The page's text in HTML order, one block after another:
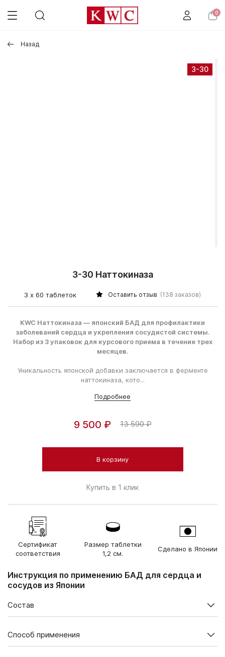
0
Назад
3-30
3-30 Наттокиназа
3 х 60 таблеток Оставить отзыв (138 заказов)
KWC Наттокиназа — японский БАД для профилактики
заболеваний сердца и укрепления сосудистой системы.
Набор из 3 упаковок для курсового приема в течение трех
месяцев.
Уникальность японской добавки заключается в ферменте
наттокиназа, кото...
Подробнее
9 500 ₽ 13 590 ₽
В корзину
Купить в 1 клик
Сертификат
соответствия
Размер таблетки
1,2 см.
Сделано в Японии
Инструкция по применению БАД для сердца и
сосудов из Японии
Состав
Экстракт соевых бобов
натто, в том числе:
100
Способ применения